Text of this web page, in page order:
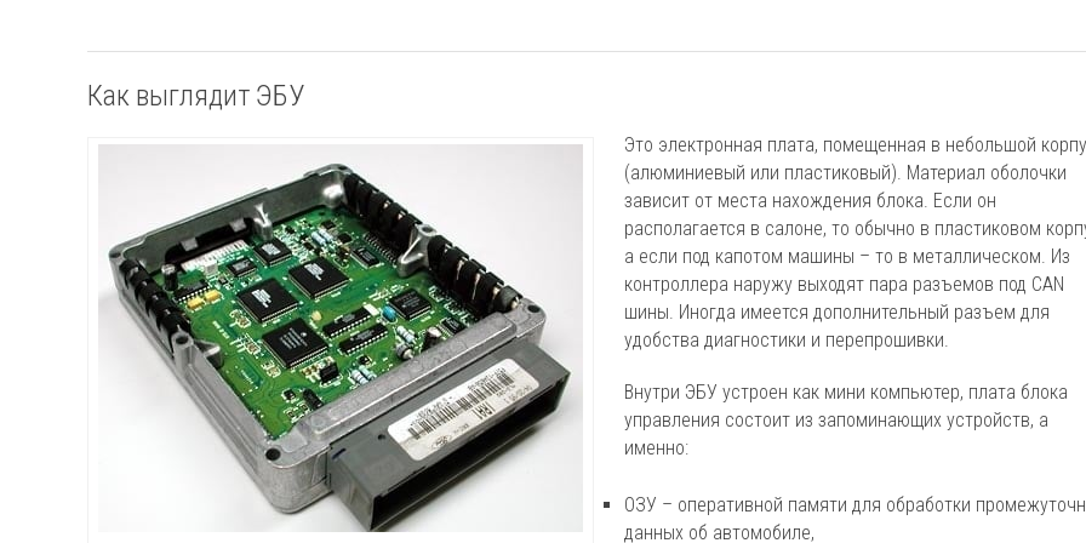
Как выглядит ЭБУ
Это электронная плата, помещенная в небольшой
(алюминиевый или пластиковый). Материал оболочки
зависит от места нахождения блока. Если он
располагается в салоне, то обычно в пластиковом
а если под капотом машины – то в металлическом. Из
контроллера наружу выходят пара разъемов под CAN
шины. Иногда имеется дополнительный разъем для
удобства диагностики и перепрошивки.
Внутри ЭБУ устроен как мини компьютер, плата блока
управления состоит из запоминающих устройств, а
именно:
ОЗУ – оперативной памяти для обработки
данных об автомобиле,